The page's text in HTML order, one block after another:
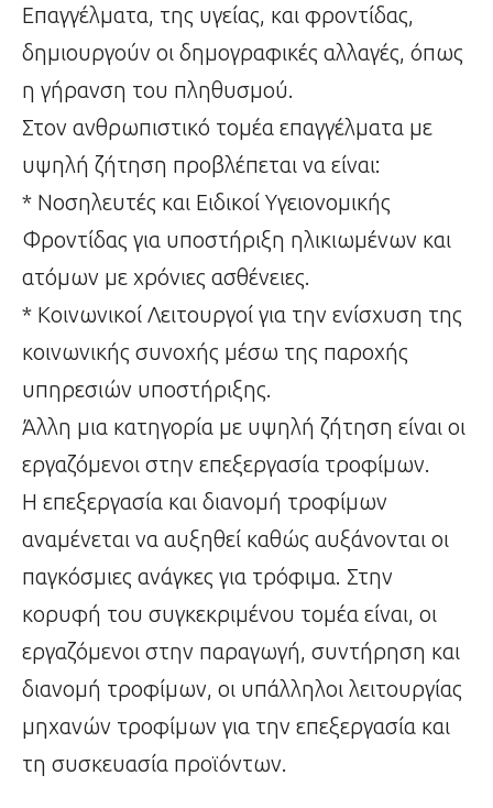
Επαγγέλματα, της υγείας, και φροντίδας,
δημιουργούν οι δημογραφικές αλλαγές, όπως
η γήρανση του πληθυσμού.
Στον ανθρωπιστικό τομέα επαγγέλματα με
υψηλή ζήτηση προβλέπεται να είναι:
* Νοσηλευτές και Ειδικοί Υγειονομικής
Φροντίδας για υποστήριξη ηλικιωμένων και
ατόμων με χρόνιες ασθένειες.
* Κοινωνικοί Λειτουργοί για την ενίσχυση της
κοινωνικής συνοχής μέσω της παροχής
υπηρεσιών υποστήριξης.
Άλλη μια κατηγορία με υψηλή ζήτηση είναι οι
εργαζόμενοι στην επεξεργασία τροφίμων.
Η επεξεργασία και διανομή τροφίμων
αναμένεται να αυξηθεί καθώς αυξάνονται οι
παγκόσμιες ανάγκες για τρόφιμα. Στην
κορυφή του συγκεκριμένου τομέα είναι, οι
εργαζόμενοι στην παραγωγή, συντήρηση και
διανομή τροφίμων, οι υπάλληλοι λειτουργίας
μηχανών τροφίμων για την επεξεργασία και
τη συσκευασία προϊόντων.